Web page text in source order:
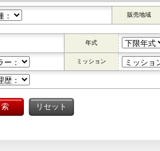
販売地域
年式
ミッション